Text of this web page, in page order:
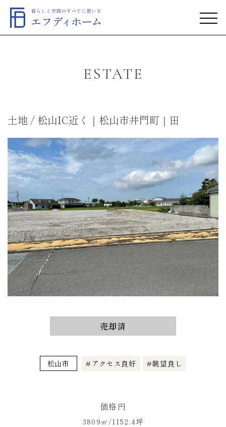
ESTATE
土地 / 松山IC近く｜松山市井門町｜田
売却済
松山市 アクセス良好 眺望良し
価格 円
3809㎡/1152.4坪